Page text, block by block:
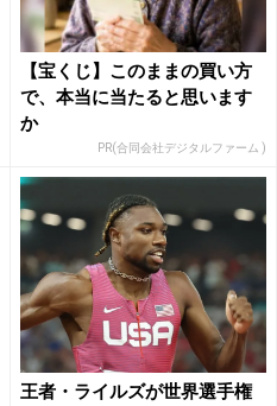
【宝くじ】このままの買い方
で、本当に当たると思います
か
PR(合同会社デジタルファーム )
王者・ライルズが世界選手権